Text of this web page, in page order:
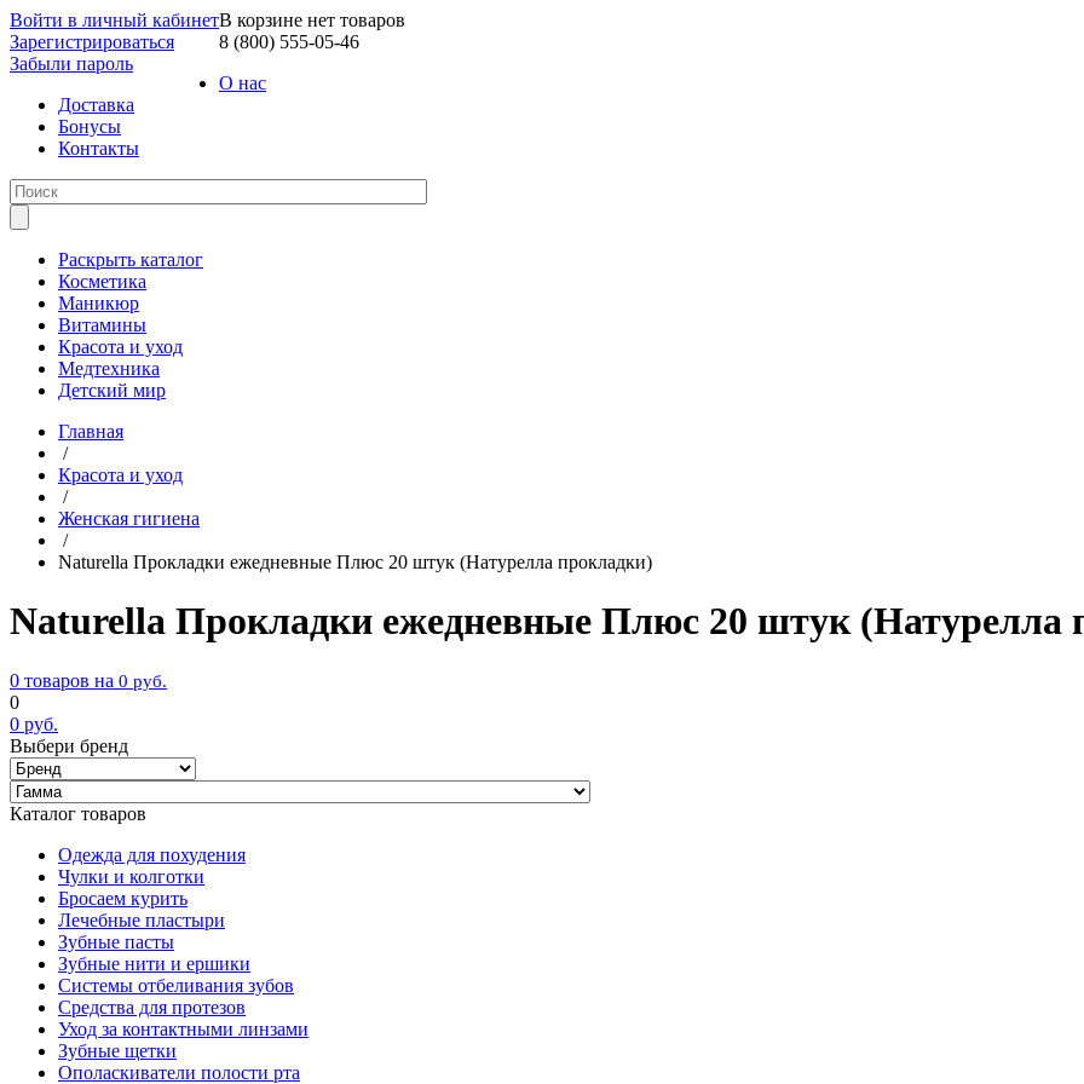
Войти в личный кабинет
Зарегистрироваться
Забыли пароль
В корзине нет товаров
8 (800) 555-05-46
О нас
Доставка
Бонусы
Контакты
Раскрыть каталог
Косметика
Маникюр
Витамины
Красота и уход
Медтехника
Детский мир
Главная
/
Красота и уход
/
Женская гигиена
/
Naturella Прокладки ежедневные Плюс 20 штук (Натурелла прокладки)
Naturella Прокладки ежедневные Плюс 20 штук (Натурелла
0 товаров на 0 руб.
0
0 руб.
Выбери бренд
Каталог товаров
Одежда для похудения
Чулки и колготки
Бросаем курить
Лечебные пластыри
Зубные пасты
Зубные нити и ершики
Системы отбеливания зубов
Средства для протезов
Уход за контактными линзами
Зубные щетки
Ополаскиватели полости рта